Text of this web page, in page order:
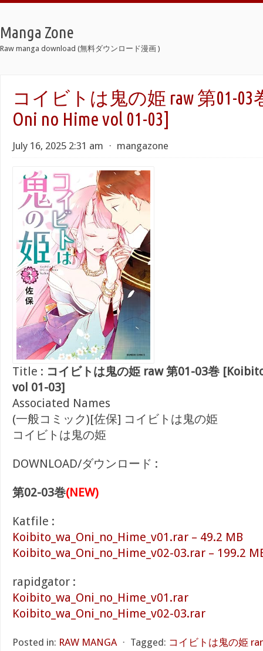
Manga Zone
Raw manga download (無料ダウンロード漫画 )
コイビトは鬼の姫 raw 第01-03
Oni no Hime vol 01-03]
July 16, 2025 2:31 am ⋅ mangazone
Title : コイビトは鬼の姫 raw 第01-03巻
vol 01-03]
Associated Names
(一般コミック)[佐保] コイビトは鬼の姫
コイビトは鬼の姫
DOWNLOAD/ダウンロード :
第02-03巻(NEW)
Katfile :
Koibito_wa_Oni_no_Hime_v01.rar – 49.2 MB
Koibito_wa_Oni_no_Hime_v02-03.rar – 199.2
rapidgator :
Koibito_wa_Oni_no_Hime_v01.rar
Koibito_wa_Oni_no_Hime_v02-03.rar
Posted in: RAW MANGA ⋅ Tagged: コイビトは鬼の姫 rar